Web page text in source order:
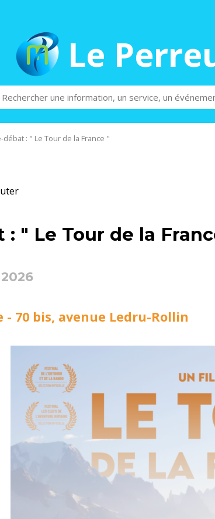
Le
Rechercher
débat : " Le Tour de la France "
: " Le Tour de la
- 70 bis, avenue Ledru-Rollin